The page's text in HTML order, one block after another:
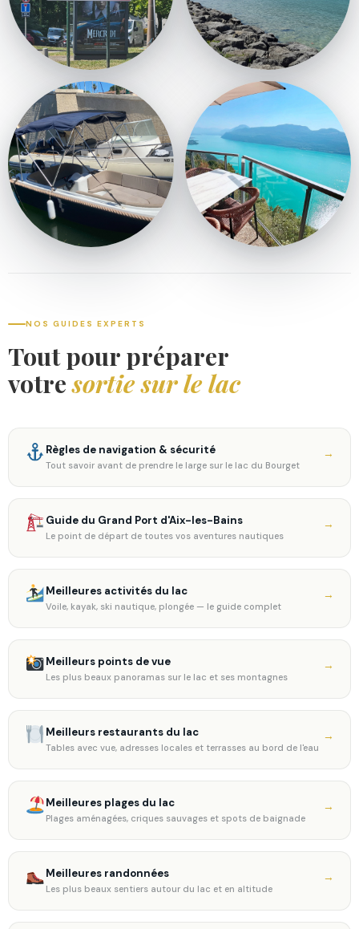
NOS GUIDES EXPERTS
Tout pour préparer
votresortie sur le lac
Règles de navigation & sécurité
Tout savoir avant de prendre le large sur le lac du Bourget
→
Guide du Grand Port d'Aix-les-Bains
Le point de départ de toutes vos aventures nautiques
→
Meilleures activités du lac
Voile, kayak, ski nautique, plongée — le guide complet
→
Meilleurs points de vue
Les plus beaux panoramas sur le lac et ses montagnes
→
Meilleurs restaurants du lac
Tables avec vue, adresses locales et terrasses au bord de l'eau
→
Meilleures plages du lac
Plages aménagées, criques sauvages et spots de baignade
→
Meilleures randonnées
Les plus beaux sentiers autour du lac et en altitude
→